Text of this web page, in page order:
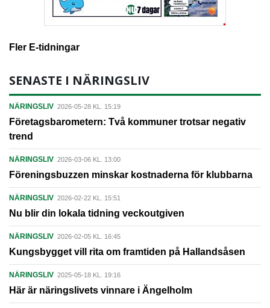
Fler E-tidningar
SENASTE I NÄRINGSLIV
NÄRINGSLIV 2026-05-28 KL. 15:19
Företagsbarometern: Två kommuner trotsar negativ
trend
NÄRINGSLIV 2026-03-06 KL. 13:00
Föreningsbuzzen minskar kostnaderna för klubbarna
NÄRINGSLIV 2026-02-22 KL. 15:51
Nu blir din lokala tidning veckoutgiven
NÄRINGSLIV 2026-02-05 KL. 16:45
Kungsbygget vill rita om framtiden på Hallandsåsen
NÄRINGSLIV 2025-05-18 KL. 19:16
Här är näringslivets vinnare i Ängelholm